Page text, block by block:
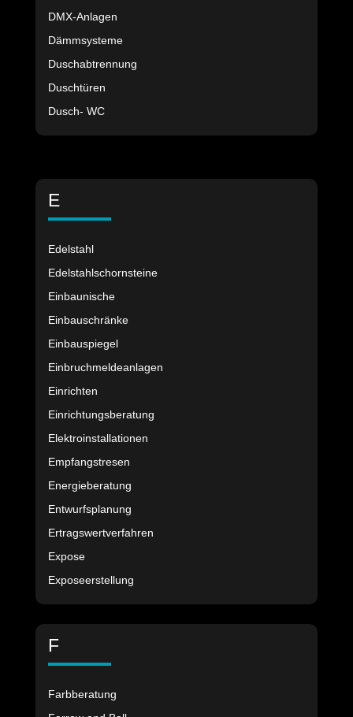
DMX-Anlagen
Dämmsysteme
Duschabtrennung
Duschtüren
Dusch- WC
E
Edelstahl
Edelstahlschornsteine
Einbaunische
Einbauschränke
Einbauspiegel
Einbruchmeldeanlagen
Einrichten
Einrichtungsberatung
Elektroinstallationen
Empfangstresen
Energieberatung
Entwurfsplanung
Ertragswertverfahren
Expose
Exposeerstellung
F
Farbberatung